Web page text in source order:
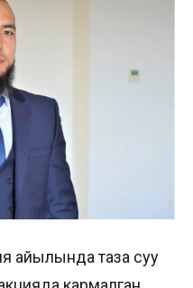
айылында таза суу